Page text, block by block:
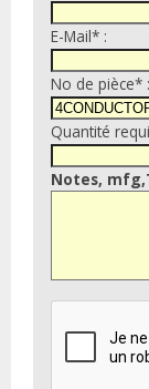
E-Mail* :
No de pièce* :
Quantité
Notes,